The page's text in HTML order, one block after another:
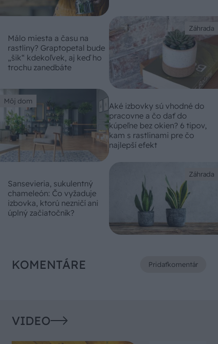
Záhrada
Málo miesta a času na
rastliny? Graptopetal bude
„šik“ kdekoľvek, aj keď ho
trochu zanedbáte
Môj dom
Aké izbovky sú vhodné do
pracovne a čo dať do
kúpeľne bez okien? 6 tipov,
kam s rastlinami pre čo
najlepší efekt
Záhrada
Sansevieria, sukulentný
chameleón: Čo vyžaduje
izbovka, ktorú nezničí ani
úplný začiatočník?
KOMENTÁRE Pridaťkomentár
VIDEO